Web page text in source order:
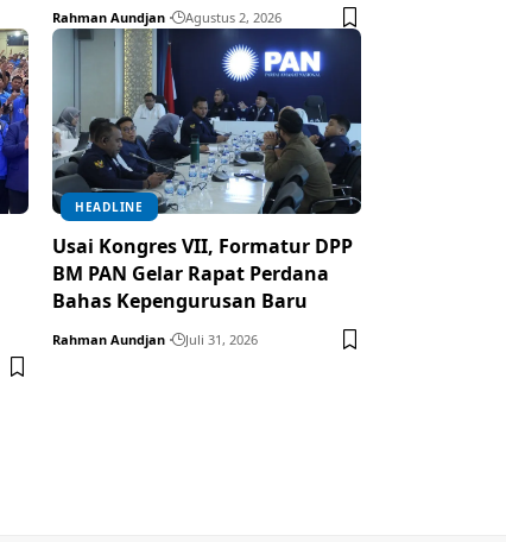
Rahman Aundjan Agustus 2, 2026
HEADLINE
Usai Kongres VII, Formatur DPP
BM PAN Gelar Rapat Perdana
Bahas Kepengurusan Baru
Rahman Aundjan Juli 31, 2026